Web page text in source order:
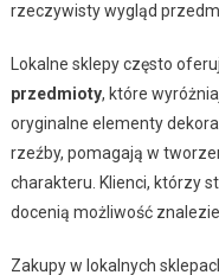
rzeczywisty wygląd
Lokalne sklepy często
przedmioty, które
oryginalne elementy
rzeźby, pomagają w
charakteru. Klienci, którzy
docenią możliwość
Zakupy w lokalnych